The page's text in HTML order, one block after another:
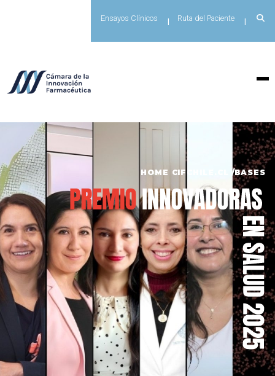
Ensayos Clínicos Ruta del Paciente
HOME CIFCHILE.CL BASES